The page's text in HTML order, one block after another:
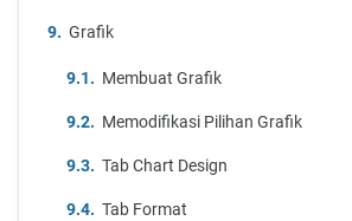
Grafik
Membuat Grafik
Memodifikasi Pilihan Grafik
Tab Chart Design
Tab Format